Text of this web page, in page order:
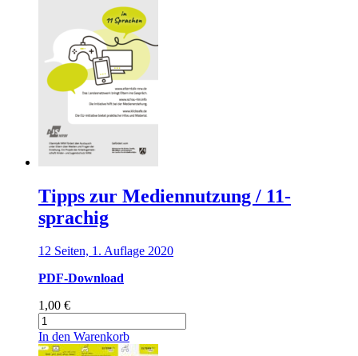
Tipps zur Mediennutzung / 11-
sprachig
12 Seiten, 1. Auflage 2020
PDF-Download
1,00 €
Tipps
zur
Mediennutzung
In den Warenkorb